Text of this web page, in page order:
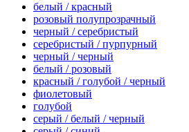
белый / красный
розовый полупрозрачный
черный / серебристый
серебристый / пурпурный
черный / черный
белый / розовый
красный / голубой / черный
фиолетовый
голубой
серый / белый / черный